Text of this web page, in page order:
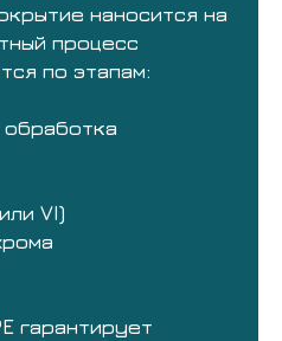
наносится на
процесс
по этапам:
VI)
гарантирует